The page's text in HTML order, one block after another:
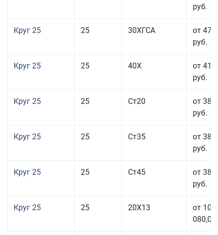
руб.
Круг 25 25 30ХГСА
от 47
руб.
Круг 25 25 40Х
от 41
руб.
Круг 25 25 Ст20
от 38
руб.
Круг 25 25 Ст35
от 38
руб.
Круг 25 25 Ст45
от 38
руб.
Круг 25 25 20Х13
от 103
080,00